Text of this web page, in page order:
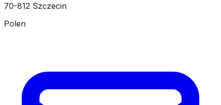
70-812 Szczecin
Polen